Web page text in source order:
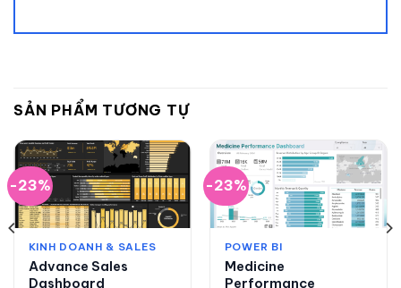
SẢN PHẨM TƯƠNG TỰ
-23%
KINH DOANH & SALES
Advance Sales
Dashboard
-23%
POWER BI
Medicine
Performance